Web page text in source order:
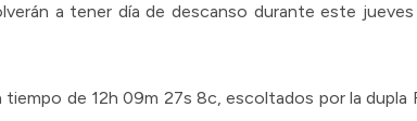
a tener día de descanso durante este
de 12h 09m 27s 8c, escoltados por la dupla